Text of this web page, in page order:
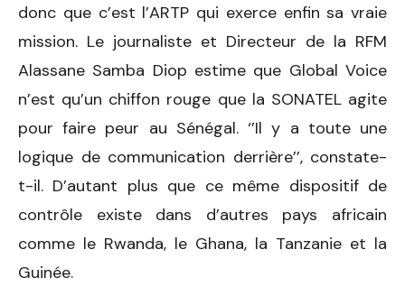
donc que c’est l’ARTP qui exerce enfin sa vraie
mission. Le journaliste et Directeur de la RFM
Alassane Samba Diop estime que Global Voice
n’est qu’un chiffon rouge que la SONATEL agite
pour faire peur au Sénégal. ‘’Il y a toute une
logique de communication derrière’’, constate-
t-il. D’autant plus que ce même dispositif de
contrôle existe dans d’autres pays africain
comme le Rwanda, le Ghana, la Tanzanie et la
Guinée.